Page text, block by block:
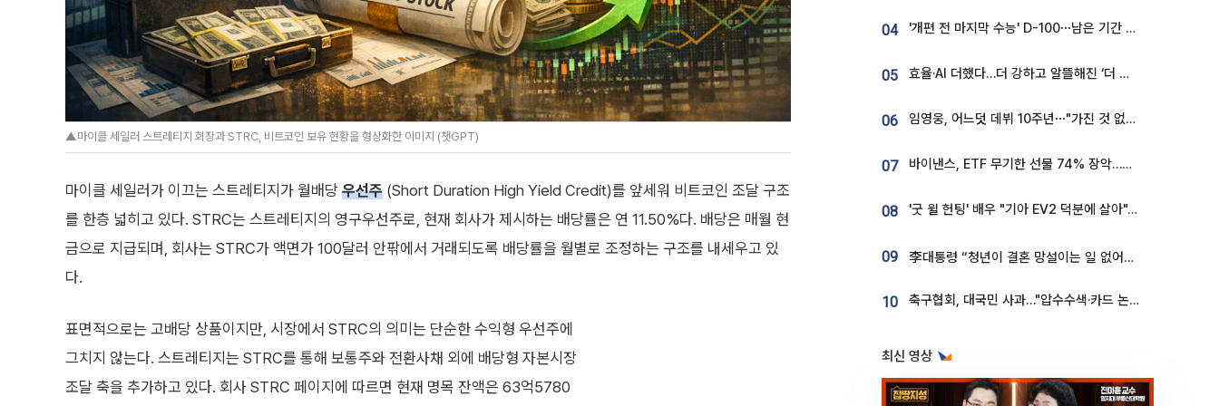
▲마이클 세일러 스트레티지 회장과 STRC, 비트코인 보유 현황을 형상화한 이미지 (챗GPT)
마이클 세일러가 이끄는 스트레티지가 월배당 우선주 (Short Duration High Yield Credit)를 앞세워 비트코인 조달 구조
를 한층 넓히고 있다. STRC는 스트레티지의 영구우선주로, 현재 회사가 제시하는 배당률은 연 11.50%다. 배당은 매월 현
금으로 지급되며, 회사는 STRC가 액면가 100달러 안팎에서 거래되도록 배당률을 월별로 조정하는 구조를 내세우고 있
다.
표면적으로는 고배당 상품이지만, 시장에서 STRC의 의미는 단순한 수익형 우선주에
그치지 않는다. 스트레티지는 STRC를 통해 보통주와 전환사채 외에 배당형 자본시장
조달 축을 추가하고 있다. 회사 STRC 페이지에 따르면 현재 명목 잔액은 63억5780
04 '개편 전 마지막 수능' D-100⋯남은 기간 성적 올릴 전략은
05 효율·AI 더했다…더 강하고 알뜰해진 ‘더 뉴 그랜저 하이브리드’ [ET의 모빌리티]
06 임영웅, 어느덧 데뷔 10주년⋯"가진 것 없던 시절, 내 앞엔 20명의 팬뿐"
07 바이낸스, ETF 무기한 선물 74% 장악…한국 레버리지 ETF 거래 급증 [e가상자산]
08 '굿 윌 헌팅' 배우 "기아 EV2 덕분에 살아"…교통사고 후 안전성 극찬
09 李대통령 “청년이 결혼 망설이는 일 없어야...제도상 불이익 조사”
10 축구협회, 대국민 사과…"압수수색·카드 논란 사죄, 강도 높은 쇄신"
최신 영상